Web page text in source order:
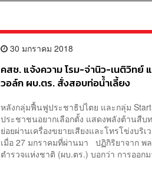
30 มกราคม 2018
คสช. แจ้งความ โรม-จ่านิว-เนติวิทย์
วอล์ก ผบ.ตร. สั่งสอบท่อน้ำเลี้ยง
หลังกลุ่มฟื้นฟูประชาธิปไตย และกลุ่ม Start
ประชาชนอยากเลือกตั้ง แสดงพลังต้านสืบ
ย่อยผ่านเครื่องขยายเสียงและโทรโข่งบริ
เมื่อ 27 มกราคมที่ผ่านมา ปฏิกิริยาจาก
ตำรวจแห่งชาติ (ผบ.ตร.) บอกว่า การออกม